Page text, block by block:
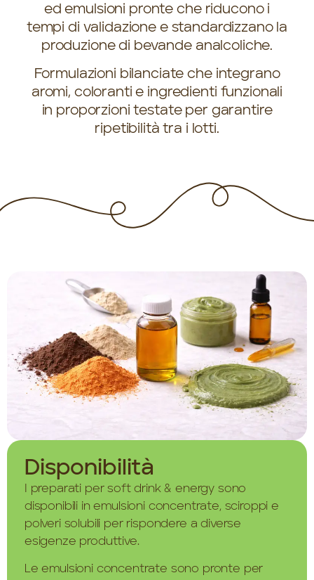
ed emulsioni pronte che riducono i
tempi di validazione e standardizzano la
produzione di bevande analcoliche.
Formulazioni bilanciate che integrano
aromi, coloranti e ingredienti funzionali
in proporzioni testate per garantire
ripetibilità tra i lotti.
Disponibilità
I preparati per soft drink & energy sono
disponibili in emulsioni concentrate, sciroppi e
polveri solubili per rispondere a diverse
esigenze produttive.
Le emulsioni concentrate sono pronte per